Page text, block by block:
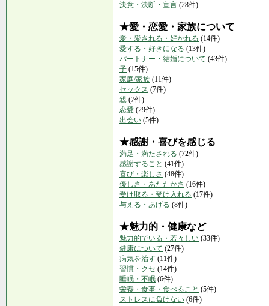
決意・決断・宣言 (28件)
★愛・恋愛・家族について
愛・愛される・好かれる (14件)
愛する・好きになる (13件)
パートナー・結婚について (43件)
子 (15件)
家庭/家族 (11件)
セックス (7件)
親 (7件)
恋愛 (29件)
出会い (5件)
★感謝・喜びを感じる
満足・満たされる (72件)
感謝すること (41件)
喜び・楽しさ (48件)
優しさ・あたたかさ (16件)
受け取る・受け入れる (17件)
与える・あげる (8件)
★魅力的・健康など
魅力的でいる・若々しい (33件)
健康について (27件)
病気を治す (11件)
習慣・クセ (14件)
睡眠・不眠 (6件)
栄養・食事・食べること (5件)
ストレスに負けない (6件)